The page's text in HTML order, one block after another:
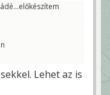
Lehet az is